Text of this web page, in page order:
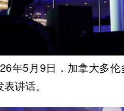
年5月9日，加拿大多
讲话。